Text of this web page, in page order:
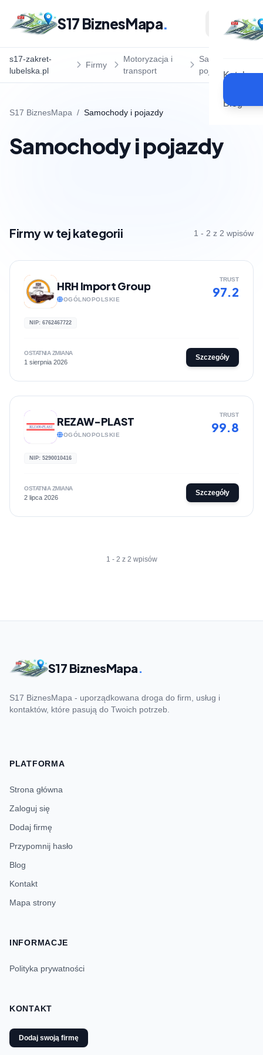
S17 BiznesMapa.
Katalog
Blog
s17-zakret-
lubelska.pl
Firmy
Motoryzacja i
transport
Samochody i
pojazdy
S17 BiznesMapa / Samochody i pojazdy
Samochody i pojazdy
Firmy w tej kategorii 1 - 2 z 2 wpisów
HRH Import Group
OGÓLNOPOLSKIE
TRUST
97.2
NIP: 6762467722
OSTATNIA ZMIANA
1 sierpnia 2026
Szczegóły
REZAW-PLAST
OGÓLNOPOLSKIE
TRUST
99.8
NIP: 5290010416
OSTATNIA ZMIANA
2 lipca 2026
Szczegóły
1 - 2 z 2 wpisów
S17 BiznesMapa.
S17 BiznesMapa - uporządkowana droga do firm, usług i
kontaktów, które pasują do Twoich potrzeb.
PLATFORMA
Strona główna
Zaloguj się
Dodaj firmę
Przypomnij hasło
Blog
Kontakt
Mapa strony
INFORMACJE
Polityka prywatności
KONTAKT
Dodaj swoją firmę